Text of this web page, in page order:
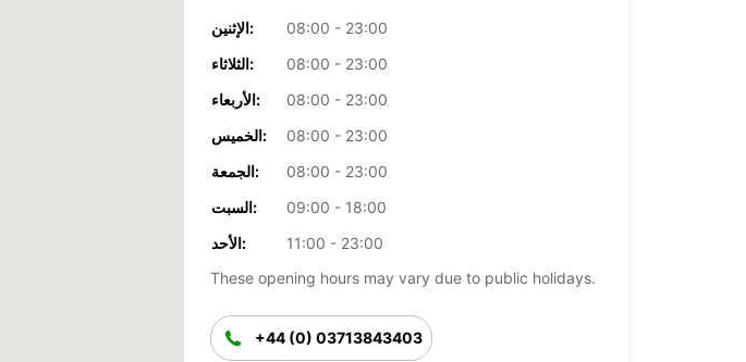
الإثنين:
08:00 - 23:00
الثلاثاء:
08:00 - 23:00
الأربعاء:
08:00 - 23:00
الخميس:
08:00 - 23:00
الجمعة:
08:00 - 23:00
السبت:
09:00 - 18:00
الأحد:
11:00 - 23:00
These opening hours may vary due to public holidays.
+44 (0) 03713843403